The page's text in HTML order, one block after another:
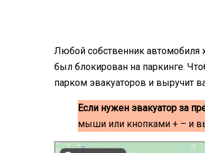
Любой собственник автомобиля
был блокирован на паркинге.
парком эвакуаторов и выручит
Если нужен эвакуатор за
мыши или кнопками + – и
эвакуаторы на карте